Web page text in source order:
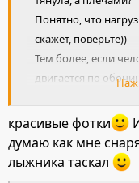
Понятно, что
скажет, поверьте))
Тем более, если
двигается по
По такому
постромки не
распределяется.
красивые фотки
думаю как мне
лыжника таскал